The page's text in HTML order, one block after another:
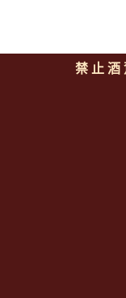
禁 止 酒